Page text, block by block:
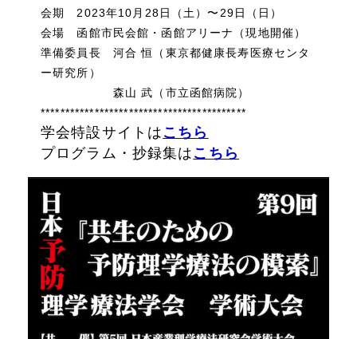
会期 2023年10月28日（土）〜29日（日）
会場 函館市民会館・函館アリーナ（現地開催）
準備委員長 河合 恒（東京都健康長寿医療センタ
ー研究所）
森山 武（市立函館病院）
******************************************
学会特設サイトは こちら
プログラム・抄録集は こちら